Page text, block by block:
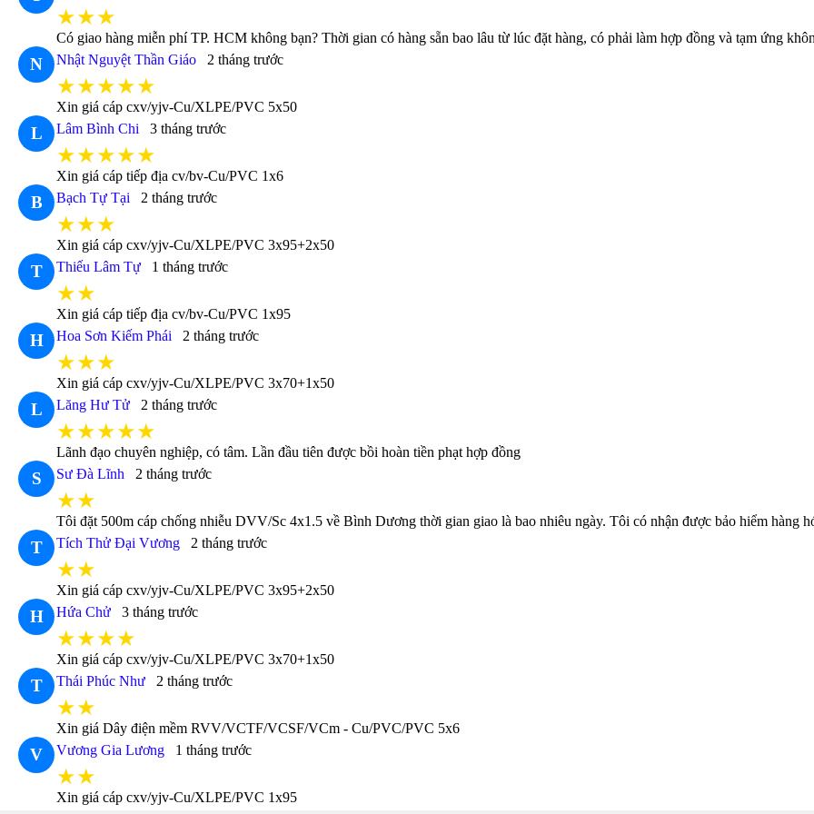
★★★
Có giao hàng miễn phí TP. HCM không bạn? Thời gian có hàng sẵn bao lâu từ lúc đặt hàng, có phải làm hợp đồng và tạm ứng
N Nhật Nguyệt Thần Giáo 2 tháng trước
★★★★★
Xin giá cáp cxv/yjv-Cu/XLPE/PVC 5x50
L Lâm Bình Chi 3 tháng trước
★★★★★
Xin giá cáp tiếp địa cv/bv-Cu/PVC 1x6
B Bạch Tự Tại 2 tháng trước
★★★
Xin giá cáp cxv/yjv-Cu/XLPE/PVC 3x95+2x50
T Thiếu Lâm Tự 1 tháng trước
★★
Xin giá cáp tiếp địa cv/bv-Cu/PVC 1x95
H Hoa Sơn Kiếm Phái 2 tháng trước
★★★
Xin giá cáp cxv/yjv-Cu/XLPE/PVC 3x70+1x50
L Lăng Hư Tử 2 tháng trước
★★★★★
Lãnh đạo chuyên nghiệp, có tâm. Lần đầu tiên được bồi hoàn tiền phạt hợp đồng
S Sư Đà Lĩnh 2 tháng trước
★★
Tôi đặt 500m cáp chống nhiễu DVV/Sc 4x1.5 về Bình Dương thời gian giao là bao nhiêu ngày. Tôi có nhận được bảo hiểm hàng
T Tích Thử Đại Vương 2 tháng trước
★★
Xin giá cáp cxv/yjv-Cu/XLPE/PVC 3x95+2x50
H Hứa Chử 3 tháng trước
★★★★
Xin giá cáp cxv/yjv-Cu/XLPE/PVC 3x70+1x50
T Thái Phúc Như 2 tháng trước
★★
Xin giá Dây điện mềm RVV/VCTF/VCSF/VCm - Cu/PVC/PVC 5x6
V Vương Gia Lương 1 tháng trước
★★
Xin giá cáp cxv/yjv-Cu/XLPE/PVC 1x95